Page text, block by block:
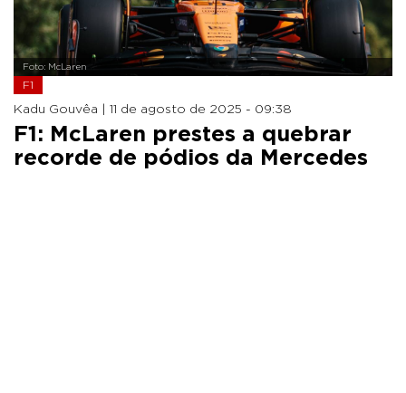
Foto: McLaren
F1
Kadu Gouvêa | 11 de agosto de 2025 - 09:38
F1: McLaren prestes a quebrar
recorde de pódios da Mercedes